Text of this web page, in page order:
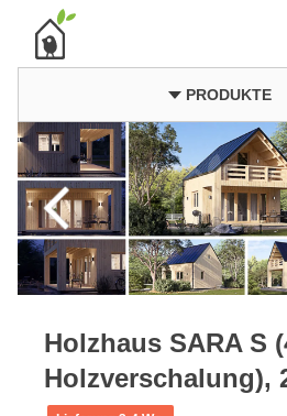
PRODUKTE
Holzhaus SARA S
Holzverschalung),